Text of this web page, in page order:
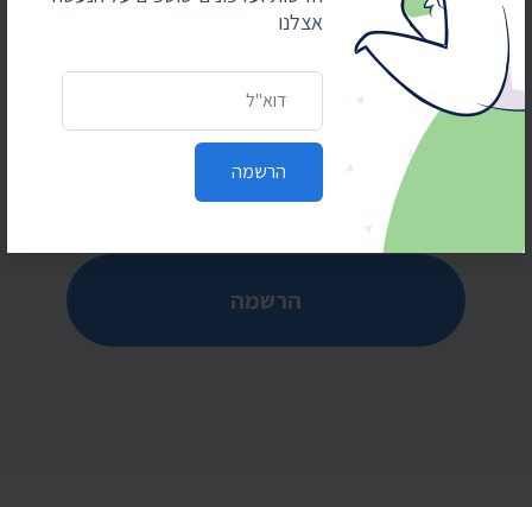
אצלנו
הרשמה
מוזמנים להירשם לרשימת התפוצה של התנועה
לחופש המידע לקבלת חדשות ועדכונים שוטפים על
הנעשה אצלנו
כתובת דואר אלקטרוני
הרשמה